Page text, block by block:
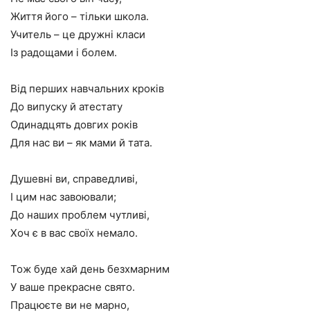
Життя його – тільки школа.
Учитель – це дружні класи
Із радощами і болем.
Від перших навчальних кроків
До випуску й атестату
Одинадцять довгих років
Для нас ви – як мами й тата.
Душевні ви, справедливі,
І цим нас завоювали;
До наших проблем чутливі,
Хоч є в вас своїх немало.
Тож буде хай день безхмарним
У ваше прекрасне свято.
Працюєте ви не марно,